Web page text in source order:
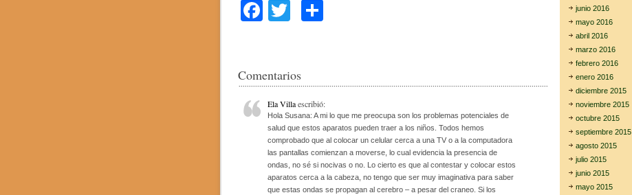
F
e
b
o
o
k
er
ar
tir
Comentarios
Ela Villaescribió:
Hola Susana: A mi lo que me preocupa son los problemas potenciales de
salud que estos aparatos pueden traer a los niños. Todos hemos
comprobado que al colocar un celular cerca a una TV o a la computadora
las pantallas comienzan a moverse, lo cual evidencia la presencia de
ondas, no sé si nocivas o no. Lo cierto es que al contestar y colocar estos
aparatos cerca a la cabeza, no tengo que ser muy imaginativa para saber
que estas ondas se propagan al cerebro – a pesar del craneo. Si los
junio 2016
mayo 2016
abril 2016
marzo 2016
febrero 2016
enero 2016
diciembre 2015
noviembre 2015
octubre 2015
septiembre 2015
agosto 2015
julio 2015
junio 2015
mayo 2015